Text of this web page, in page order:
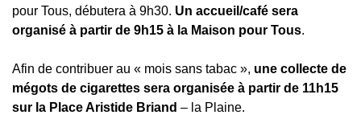
pour Tous, débutera à 9h30. Un accueil/café sera
organisé à partir de 9h15 à la Maison pour Tous.
Afin de contribuer au « mois sans tabac », une collecte de
mégots de cigarettes sera organisée à partir de 11h15
sur la Place Aristide Briand – la Plaine.